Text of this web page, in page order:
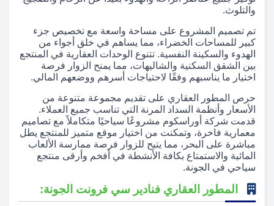
والتلوث.
تم تصميم المشروع على مساحة واسعة مع تخصيص جزء
كبير للمساحات الخضراء، مما يساهم في خلق أجواء من
الهدوء والسكينة النفسية. تتنوع الوحدات العقارية في المنتجع
بين الشقق السكنية والشاليهات، مما يمنح الزوار فرصة
اختيار ما يناسبهم وفقًا لاحتياجات أسرهم ووضعهم المالي.
حرص المطور العقاري على تقديم مجموعة متنوعة من
الأسعار وأنظمة السداد المرنة التي تناسب جميع العملاء.
قدمت شركة أوراسكوم مشروعًا سياحيًا متكاملاً مع تصاميم
معمارية فاخرة، وتمكنت من اختيار موقع متميز للمنتجع يطل
مباشرة على البحر، مما يتيح للزوار فرصة ممارسة الألعاب
المائية والاستمتاع بكافة الأنشطة في أفخم وأرقى منتجع
سياحي في الجونة.
المطور العقاري فنادير سي فرونت الجونة: